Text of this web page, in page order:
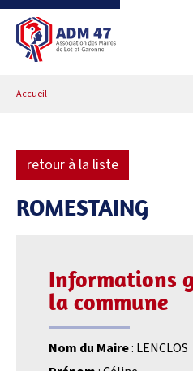
Accueil
retour à la liste
ROMESTAING
Informations
la commune
Nom du Maire: LENCLOS